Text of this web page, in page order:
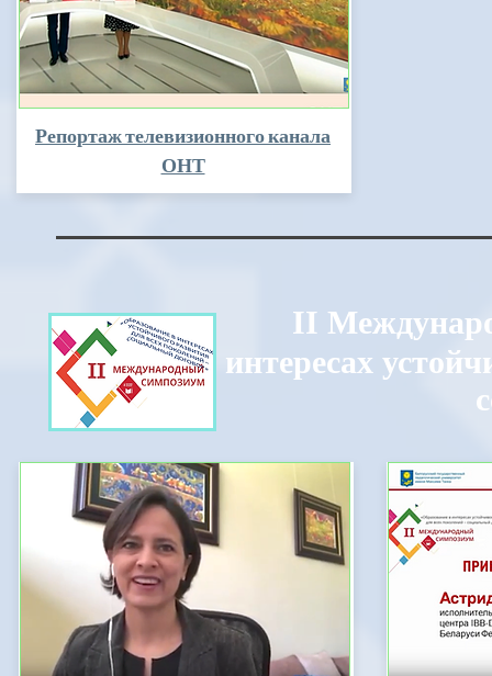
Репортаж телевизионного канала
ОНТ
II
интересах